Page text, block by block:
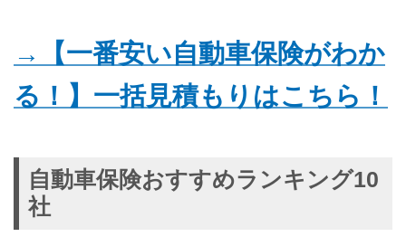
→【一番安い自動車保険がわか
る！】一括見積もりはこちら！
自動車保険おすすめランキング10
社